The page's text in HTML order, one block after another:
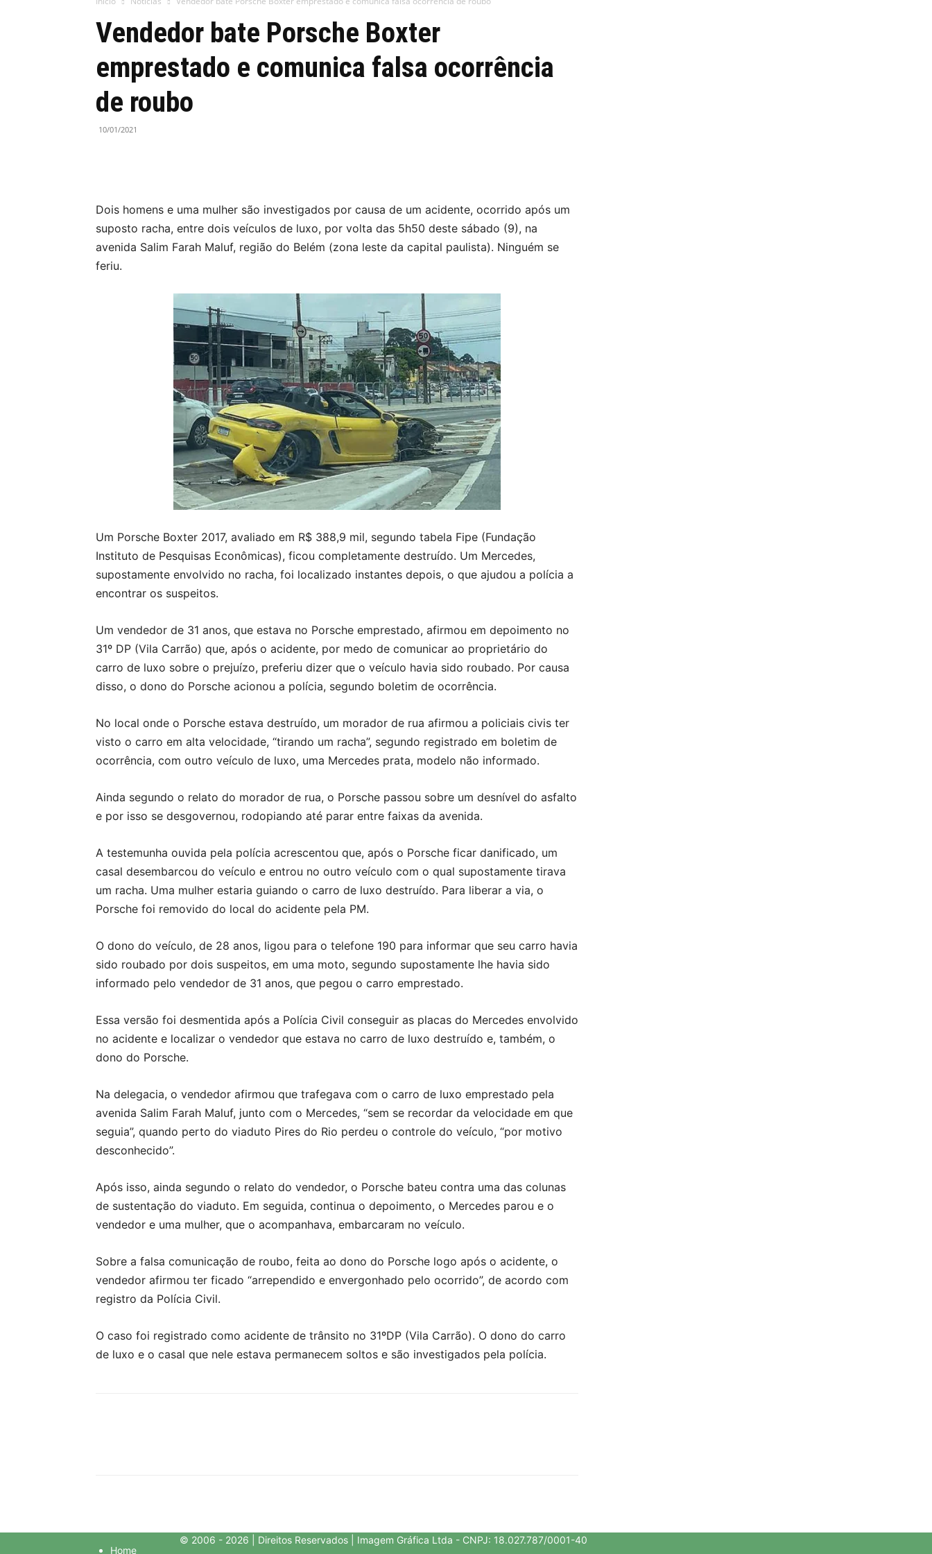
Vendedor bate Porsche Boxter
emprestado e comunica falsa ocorrência
de roubo
10/01/2021
Dois homens e uma mulher são investigados por causa de um acidente, ocorrido após um
suposto racha, entre dois veículos de luxo, por volta das 5h50 deste sábado (9), na
avenida Salim Farah Maluf, região do Belém (zona leste da capital paulista). Ninguém se
feriu.
Um Porsche Boxter 2017, avaliado em R$ 388,9 mil, segundo tabela Fipe (Fundação
Instituto de Pesquisas Econômicas), ficou completamente destruído. Um Mercedes,
supostamente envolvido no racha, foi localizado instantes depois, o que ajudou a polícia a
encontrar os suspeitos.
Um vendedor de 31 anos, que estava no Porsche emprestado, afirmou em depoimento no
31º DP (Vila Carrão) que, após o acidente, por medo de comunicar ao proprietário do
carro de luxo sobre o prejuízo, preferiu dizer que o veículo havia sido roubado. Por causa
disso, o dono do Porsche acionou a polícia, segundo boletim de ocorrência.
No local onde o Porsche estava destruído, um morador de rua afirmou a policiais civis ter
visto o carro em alta velocidade, “tirando um racha”, segundo registrado em boletim de
ocorrência, com outro veículo de luxo, uma Mercedes prata, modelo não informado.
Ainda segundo o relato do morador de rua, o Porsche passou sobre um desnível do asfalto
e por isso se desgovernou, rodopiando até parar entre faixas da avenida.
A testemunha ouvida pela polícia acrescentou que, após o Porsche ficar danificado, um
casal desembarcou do veículo e entrou no outro veículo com o qual supostamente tirava
um racha. Uma mulher estaria guiando o carro de luxo destruído. Para liberar a via, o
Porsche foi removido do local do acidente pela PM.
O dono do veículo, de 28 anos, ligou para o telefone 190 para informar que seu carro havia
sido roubado por dois suspeitos, em uma moto, segundo supostamente lhe havia sido
informado pelo vendedor de 31 anos, que pegou o carro emprestado.
Essa versão foi desmentida após a Polícia Civil conseguir as placas do Mercedes envolvido
no acidente e localizar o vendedor que estava no carro de luxo destruído e, também, o
dono do Porsche.
Na delegacia, o vendedor afirmou que trafegava com o carro de luxo emprestado pela
avenida Salim Farah Maluf, junto com o Mercedes, “sem se recordar da velocidade em que
seguia”, quando perto do viaduto Pires do Rio perdeu o controle do veículo, “por motivo
desconhecido”.
Após isso, ainda segundo o relato do vendedor, o Porsche bateu contra uma das colunas
de sustentação do viaduto. Em seguida, continua o depoimento, o Mercedes parou e o
vendedor e uma mulher, que o acompanhava, embarcaram no veículo.
Sobre a falsa comunicação de roubo, feita ao dono do Porsche logo após o acidente, o
vendedor afirmou ter ficado “arrependido e envergonhado pelo ocorrido”, de acordo com
registro da Polícia Civil.
O caso foi registrado como acidente de trânsito no 31ºDP (Vila Carrão). O dono do carro
de luxo e o casal que nele estava permanecem soltos e são investigados pela polícia.
Home
© 2006 - 2026 | Direitos Reservados | Imagem Gráfica Ltda - CNPJ: 18.027.787/0001-40